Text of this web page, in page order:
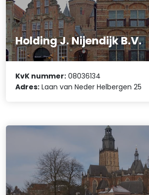
Holding J. Nijendijk B.V.
KvK nummer: 08036134
Adres: Laan van Neder Helbergen 25